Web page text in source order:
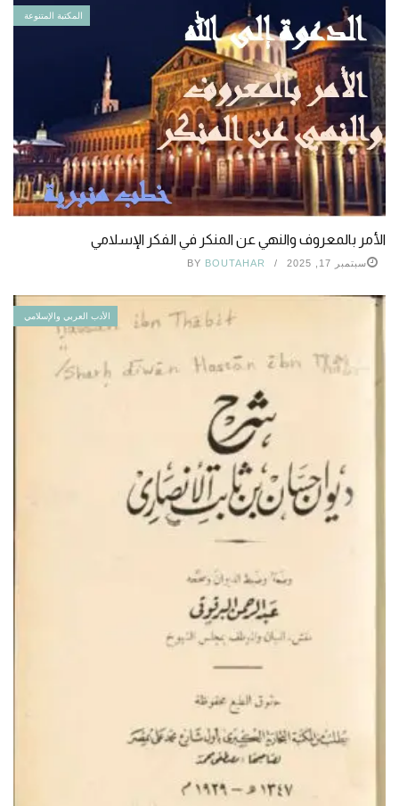
المكتبة المتنوعة
الأمر بالمعروف والنهي عن المنكر في الفكر الإسلامي
سبتمبر 17, 2025 BY BOUTAHAR
الأدب العربي والإسلامي